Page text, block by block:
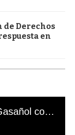
Derechos
en
El mal momento de Yanina Gasañol con un hincha argentino en "Subrayado"